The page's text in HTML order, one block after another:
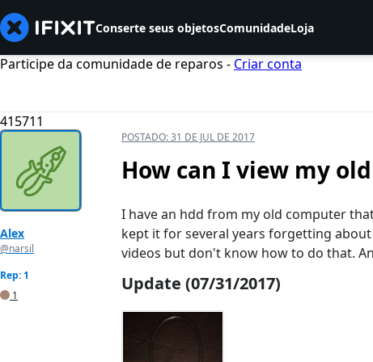
Conserte seus objetosComunidadeLoja
Participe da comunidade de reparos - Criar conta
415711
Alex
@narsil
Rep: 1
1
POSTADO:31 DE JUL DE 2017
How can I view my
I have an hdd from my old computer
kept it for several years forgetting
videos but don't know how to do that.
Update (07/31/2017)